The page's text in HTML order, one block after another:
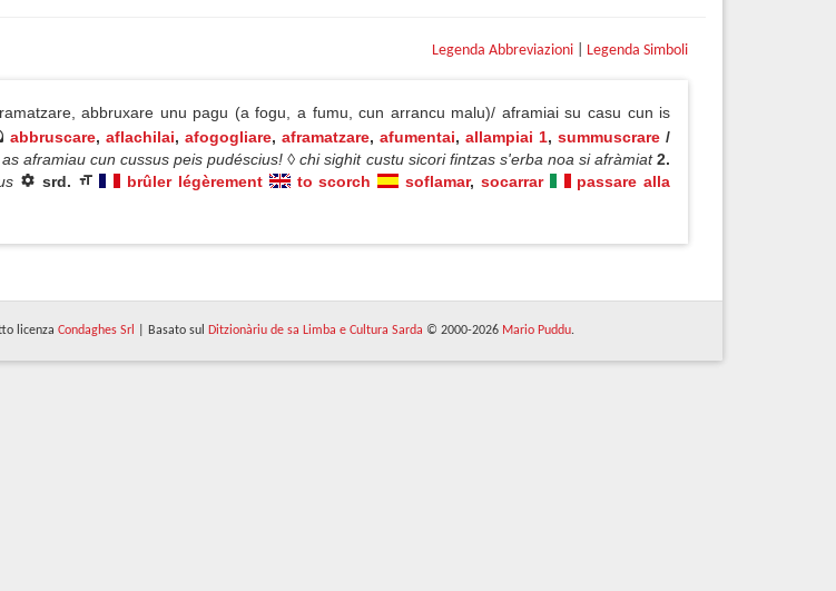
Legenda Abbreviazioni Legenda Simboli
abbruxare unu pagu (a fogu, a fumu, cun arrancu malu)/ aframiai su casu cun is
abbruscare, aflachilai, afogogliare, aframatzare, afumentai, allampiai 1,summuscrare /
aframiau cun cussus peis pudéscius! ◊ chi sighit custu sicori fintzas s'erba noa si afràmiat2.
srd. brûler légèrement to scorch soflamar, socarrar
passare alla
licenza Condaghes Srl | Basato sul Ditzionàriu de sa Limba e Cultura Sarda © 2000-2026 Mario Puddu.